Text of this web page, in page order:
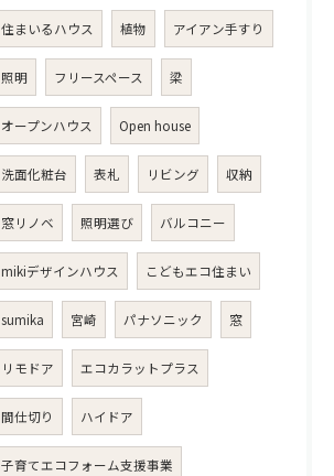
住まいるハウス 植物 アイアン手すり
照明 フリースペース 梁
オープンハウス Open house
洗面化粧台 表札 リビング 収納
窓リノベ 照明選び バルコニー
mikiデザインハウス こどもエコ住まい
sumika 宮崎 パナソニック 窓
リモドア エコカラットプラス
間仕切り ハイドア
子育てエコフォーム支援事業